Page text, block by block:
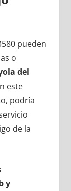
pueden
ο
del
еstе
podría
dе la
у